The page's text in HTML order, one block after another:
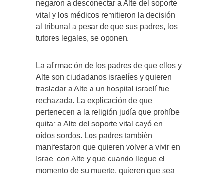
negaron a desconectar a Alte del soporte
vital y los médicos remitieron la decisión
al tribunal a pesar de que sus padres, los
tutores legales, se oponen.
La afirmación de los padres de que ellos y
Alte son ciudadanos israelíes y quieren
trasladar a Alte a un hospital israelí fue
rechazada. La explicación de que
pertenecen a la religión judía que prohíbe
quitar a Alte del soporte vital cayó en
oídos sordos. Los padres también
manifestaron que quieren volver a vivir en
Israel con Alte y que cuando llegue el
momento de su muerte, quieren que sea